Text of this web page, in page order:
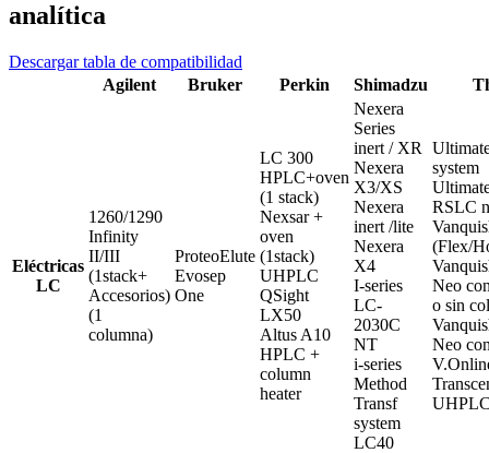
analítica
Descargar tabla de compatibilidad
Agilent
Bruker Perkin Shimadzu
Eléctricas
LC
1260/1290
Infinity
II/III
(1stack+
Accesorios)
(1
columna)
ProteoElute
Evosep
One
LC 300
HPLC+oven
(1 stack)
Nexsar +
oven
(1stack)
UHPLC
QSight
LX50
Altus A10
HPLC +
column
heater
Nexera
Series
inert / XR
Nexera
X3/XS
Nexera
inert /lite
Nexera
X4
I-series
LC-
2030C
NT
i-series
Method
Transf
system
LC40
system
RSLC
(Flex/
Neo
o sin
Neo